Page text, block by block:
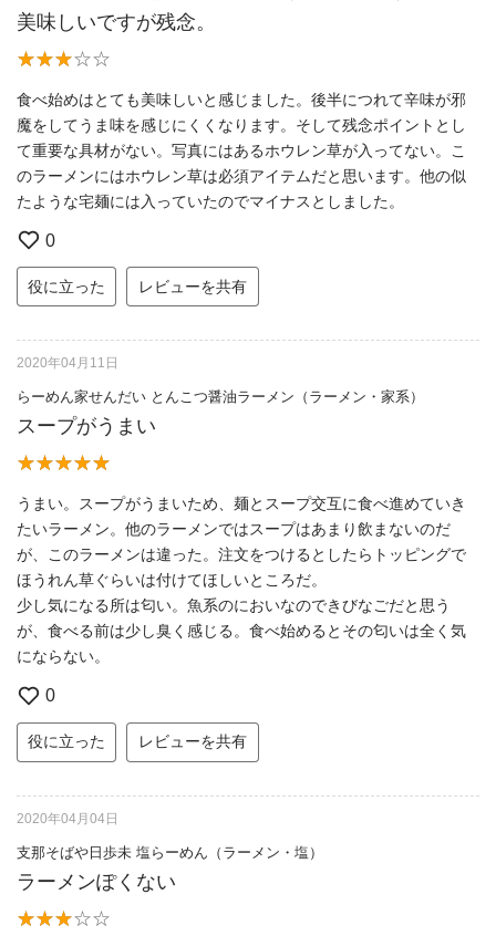
美味しいですが残念。
食べ始めはとても美味しいと感じました。後半につれて辛味が邪
魔をしてうま味を感じにくくなります。そして残念ポイントとし
て重要な具材がない。写真にはあるホウレン草が入ってない。こ
のラーメンにはホウレン草は必須アイテムだと思います。他の似
たような宅麺には入っていたのでマイナスとしました。
0
役に立った レビューを共有
2020年04月11日
らーめん家せんだい とんこつ醤油ラーメン（ラーメン・家系）
スープがうまい
うまい。スープがうまいため、麺とスープ交互に食べ進めていき
たいラーメン。他のラーメンではスープはあまり飲まないのだ
が、このラーメンは違った。注文をつけるとしたらトッピングで
ほうれん草ぐらいは付けてほしいところだ。
少し気になる所は匂い。魚系のにおいなのできびなごだと思う
が、食べる前は少し臭く感じる。食べ始めるとその匂いは全く気
にならない。
0
役に立った レビューを共有
2020年04月04日
支那そばや日歩未 塩らーめん（ラーメン・塩）
ラーメンぽくない